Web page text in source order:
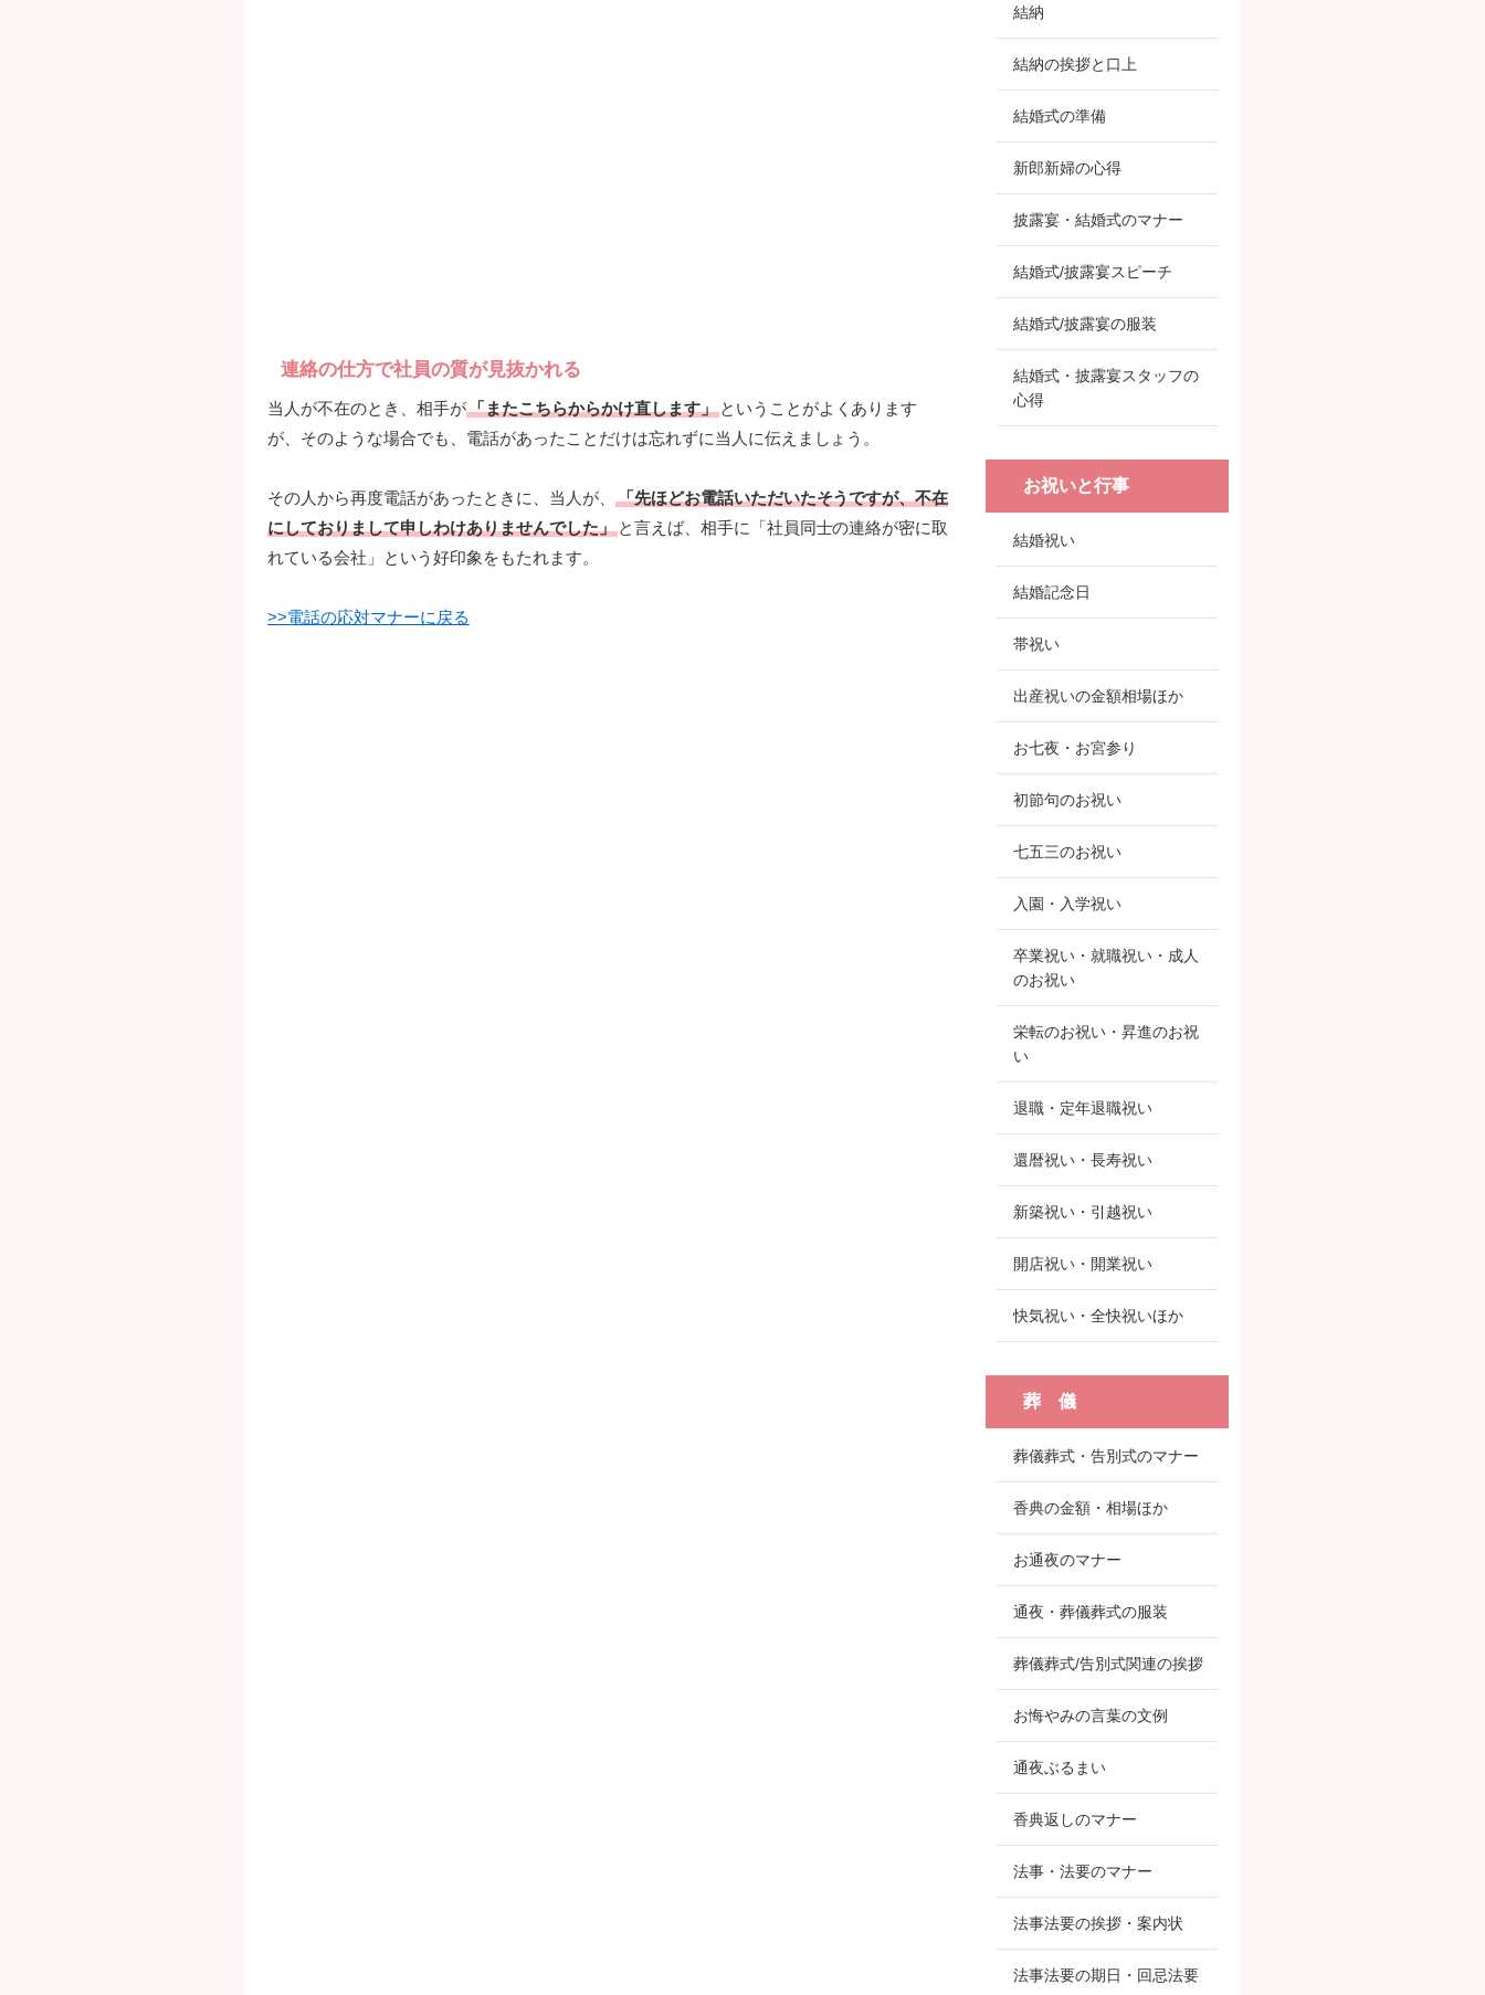
連絡の仕方で社員の質が見抜かれる
当人が不在のとき、相手が「またこちらからかけ直します」ということがよくあります
が、そのような場合でも、電話があったことだけは忘れずに当人に伝えましょう。
その人から再度電話があったときに、当人が、
「先ほどお電話いただいたそうですが、不在
にしておりまして申しわけありませんでした」と言えば、相手に「社員同士の連絡が密に取
れている会社」という好印象をもたれます。
>>電話の応対マナーに戻る
結納
結納の挨拶と口上
結婚式の準備
新郎新婦の心得
披露宴・結婚式のマナー
結婚式/披露宴スピーチ
結婚式/披露宴の服装
結婚式・披露宴スタッフの
心得
お祝いと行事
結婚祝い
結婚記念日
帯祝い
出産祝いの金額相場ほか
お七夜・お宮参り
初節句のお祝い
七五三のお祝い
入園・入学祝い
卒業祝い・就職祝い・成人
のお祝い
栄転のお祝い・昇進のお祝
い
退職・定年退職祝い
還暦祝い・長寿祝い
新築祝い・引越祝い
開店祝い・開業祝い
快気祝い・全快祝いほか
葬 儀
葬儀葬式・告別式のマナー
香典の金額・相場ほか
お通夜のマナー
通夜・葬儀葬式の服装
葬儀葬式/告別式関連の挨拶
お悔やみの言葉の文例
通夜ぶるまい
香典返しのマナー
法事・法要のマナー
法事法要の挨拶・案内状
法事法要の期日・回忌法要